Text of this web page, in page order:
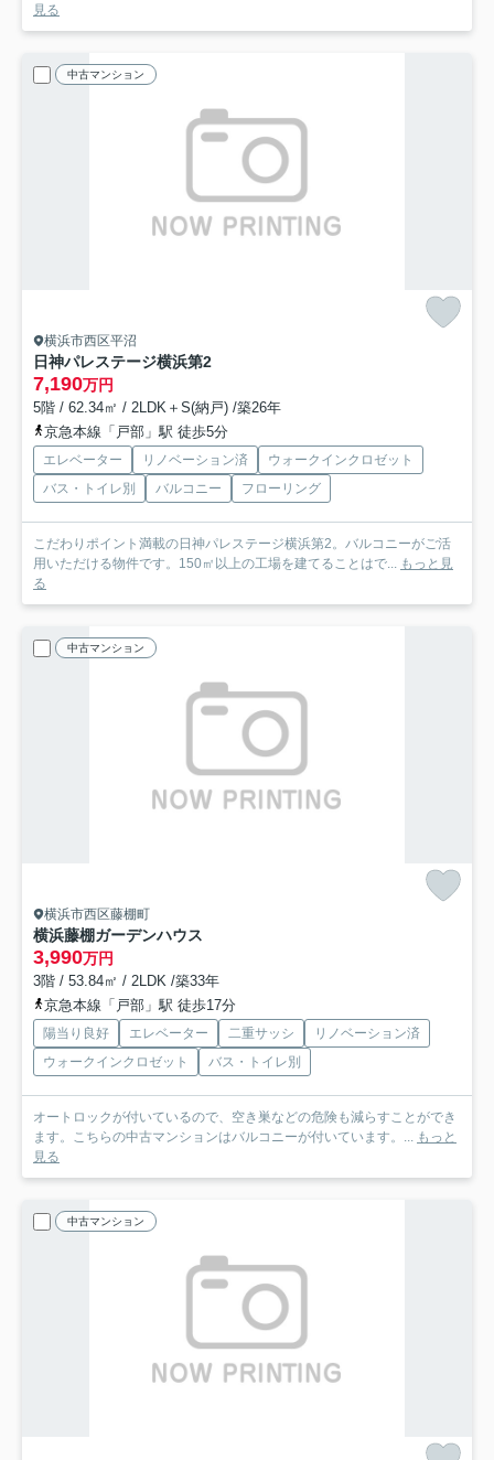
見る
中古マンション
横浜市西区平沼
日神パレステージ横浜第2
7,190万円
5階 / 62.34㎡ / 2LDK＋S(納戸) /築26年
京急本線「戸部」駅 徒歩5分
エレベーター リノベーション済
ウォークインクロゼット
バス・トイレ別
バルコニー フローリング
こだわりポイント満載の日神パレステージ横浜第2。バルコニーがご活
用いただける物件です。150㎡以上の工場を建てることはで... もっと見
る
中古マンション
横浜市西区藤棚町
横浜藤棚ガーデンハウス
3,990万円
3階 / 53.84㎡ / 2LDK /築33年
京急本線「戸部」駅 徒歩17分
陽当り良好 エレベーター 二重サッシ
リノベーション済
ウォークインクロゼット
バス・トイレ別
オートロックが付いているので、空き巣などの危険も減らすことができ
ます。こちらの中古マンションはバルコニーが付いています。... もっと
見る
中古マンション